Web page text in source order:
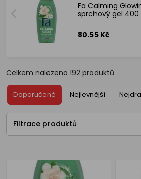
Fa Calming
sprchový gel 400
80.55 Kč
Celkem nalezeno 192 produktů
Doporučené Nejlevnější
Filtrace produktů